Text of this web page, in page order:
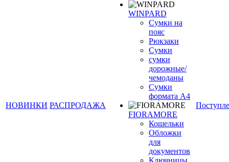
НОВИНКИ РАСПРОДАЖА
WINPARD
Сумки на
пояс
Рюкзаки
Сумки
сумки
дорожные/
чемоданы
Сумки
формата А4
FIORAMORE
Кошельки
Обложки
для
документов
Ключницы